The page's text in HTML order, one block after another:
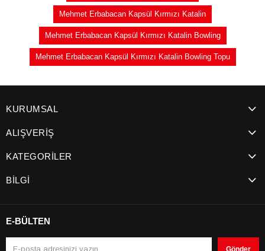
Mehmet Erbabacan Kapsül Kırmızı Katalin
Mehmet Erbabacan Kapsül Kırmızı Katalin Bowling
Mehmet Erbabacan Kapsül Kırmızı Katalin Bowling Topu
KURUMSAL
ALIŞVERİŞ
KATEGORİLER
BİLGİ
E-BÜLTEN
Gönder